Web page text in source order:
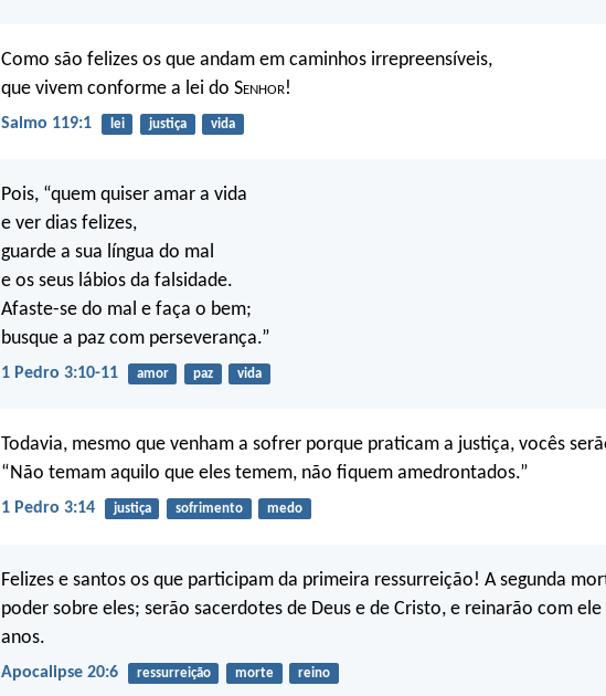
Como são felizes os que andam em caminhos irrepreensíveis,
que vivem conforme a lei do Senhor!
Salmo 119:1 lei justiça vida
Pois, “quem quiser amar a vida
e ver dias felizes,
guarde a sua língua do mal
e os seus lábios da falsidade.
Afaste-se do mal e faça o bem;
busque a paz com perseverança.”
1 Pedro 3:10-11 amor paz vida
Todavia, mesmo que venham a sofrer porque praticam a justiça, vocês
“Não temam aquilo que eles temem, não fiquem amedrontados.”
1 Pedro 3:14 justiça sofrimento medo
Felizes e santos os que participam da primeira ressurreição! A segunda
poder sobre eles; serão sacerdotes de Deus e de Cristo, e reinarão com
anos.
Apocalipse 20:6 ressurreição morte reino